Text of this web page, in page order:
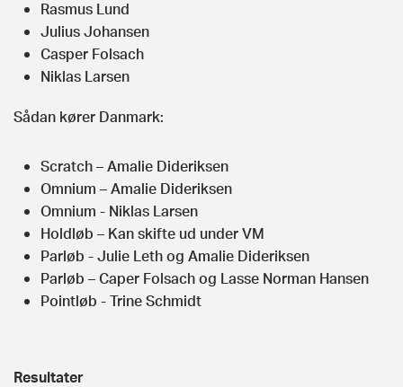
Rasmus Lund
Julius Johansen
Casper Folsach
Niklas Larsen
Sådan kører Danmark:
Scratch – Amalie Dideriksen
Omnium – Amalie Dideriksen
Omnium - Niklas Larsen
Holdløb – Kan skifte ud under VM
Parløb - Julie Leth og Amalie Dideriksen
Parløb – Caper Folsach og Lasse Norman Hansen
Pointløb - Trine Schmidt
Resultater